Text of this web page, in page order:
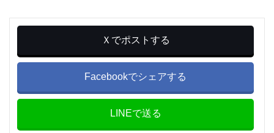
Ｘでポストする
Facebookでシェアする
LINEで送る